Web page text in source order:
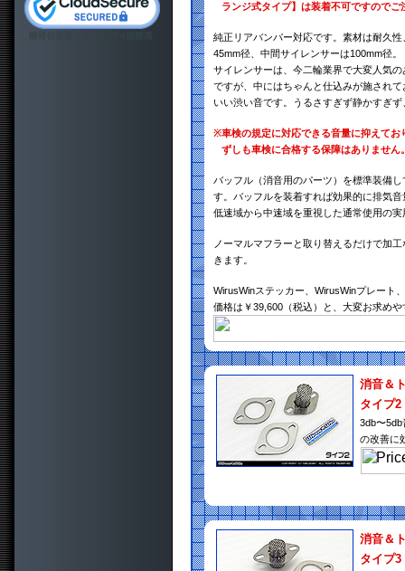
ランジ式タイプ】は装着不可ですのでご
純正リアバンパー対応です。素材は耐久
45mm径、中間サイレンサーは100mm径。
サイレンサーは、今二輪業界で大変人気
ですが、中にはちゃんと仕込みが施され
いい渋い音です。うるさすぎず静かすぎ
※車検の規定に対応できる音量に抑えて
ずしも車検に合格する保障はありませ
バッフル（消音用のパーツ）を標準装備
す。バッフルを装着すれば効果的に排気
低速域から中速域を重視した通常使用の
ノーマルマフラーと取り替えるだけで加
きます。
WirusWinステッカー、WirusWinプレート
価格は￥39,600（税込）と、大変お求め
消音＆
タイプ2
3db〜
の改善に
消音＆
タイプ3